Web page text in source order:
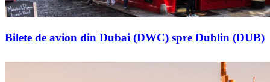
Bilete de avion din Dubai (DWC) spre Dublin (DUB)